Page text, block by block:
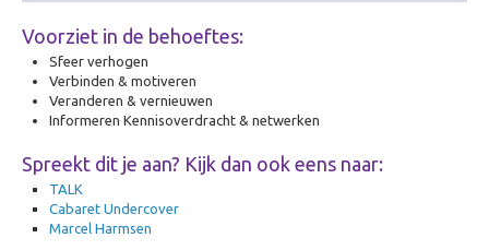
Voorziet in de behoeftes:
Sfeer verhogen
Verbinden & motiveren
Veranderen & vernieuwen
Informeren Kennisoverdracht & netwerken
Spreekt dit je aan? Kijk dan ook eens naar:
TALK
Cabaret Undercover
Marcel Harmsen